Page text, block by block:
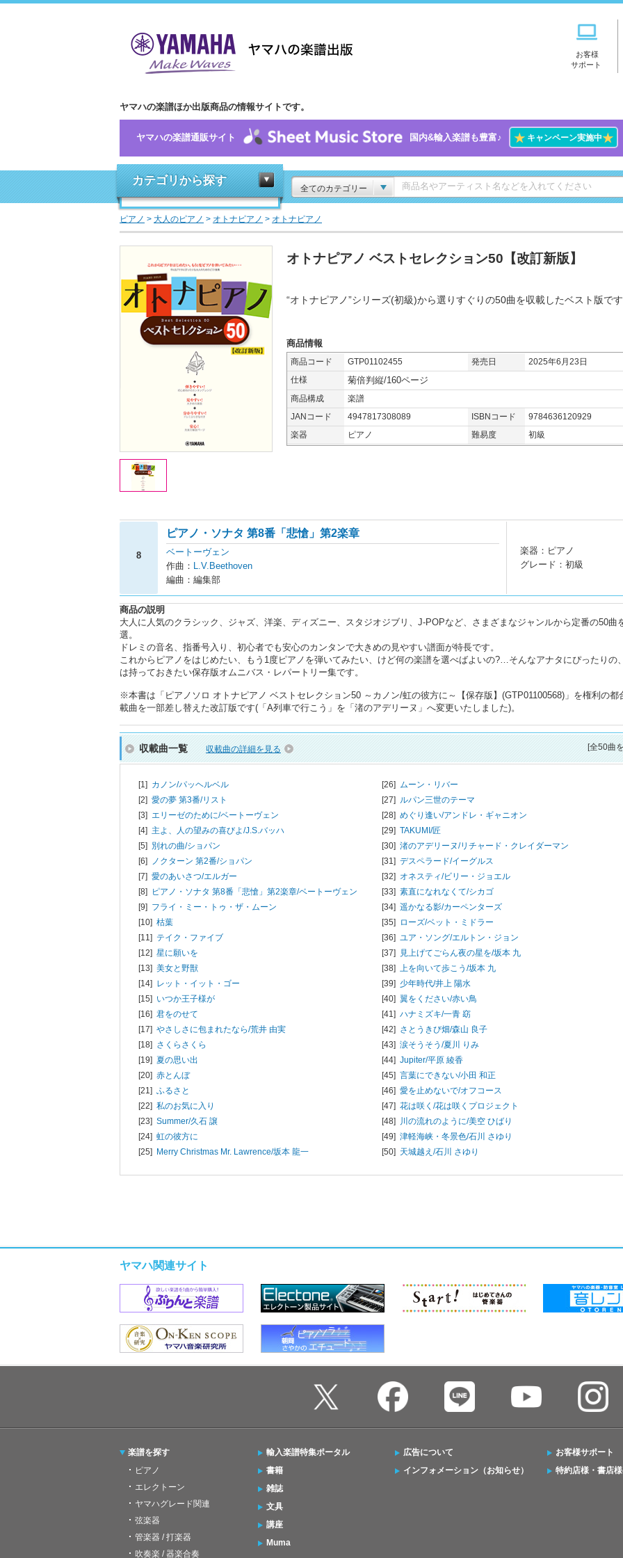
お客様
サポート
ヤマハの楽譜ほか出版商品の情報サイトです。
ヤマハの楽譜通販サイト 国内&輸入楽譜も豊富♪ ★キャンペーン実施中★
カテゴリから探す
全てのカテゴリー
ピアノ > 大人のピアノ > オトナピアノ > オトナピアノ
オトナピアノ ベストセレクション50【改訂新版】
“オトナピアノ”シリーズ(初級)から選りすぐりの50曲を収載したベスト版で
商品情報
商品コード GTP01102455 発売日
2025年6月23日
仕様
菊倍判縦/160ページ
商品構成
楽譜
JANコード
4947817308089 ISBNコード
9784636120929
楽器
ピアノ 難易度 初級
8
ピアノ・ソナタ 第8番「悲愴」第2楽章
ベートーヴェン
作曲：
L.V.Beethoven
編曲：編集部
楽器：ピアノ
グレード：初級
商品の説明
大人に人気のクラシック、ジャズ、洋楽、ディズニー、スタジオジブリ、J-POPなど、さまざまなジャンルから定番の50曲
選。
ドレミの音名、指番号入り、初心者でも安心のカンタンで大きめの見やすい譜面が特長です。
これからピアノをはじめたい、もう1度ピアノを弾いてみたい、けど何の楽譜を選べばよいの?…そんなアナタにぴったりの
は持っておきたい保存版オムニバス・レパートリー集です。
※本書は「ピアノソロ オトナピアノ ベストセレクション50 ～カノン/虹の彼方に～【保存版】(GTP01100568)」を権利の都
載曲を一部差し替えた改訂版です(「A列車で行こう」を「渚のアデリーヌ」へ変更いたしました)。
収載曲一覧 収載曲の詳細を見る [全50曲
[1] カノン/パッヘルベル
[2] 愛の夢 第3番/リスト
[3] エリーゼのために/ベートーヴェン
[4] 主よ、人の望みの喜びよ/J.S.バッハ
[5] 別れの曲/ショパン
[6] ノクターン 第2番/ショパン
[7] 愛のあいさつ/エルガー
[8] ピアノ・ソナタ 第8番「悲愴」第2楽章/ベートーヴェン
[9] フライ・ミー・トゥ・ザ・ムーン
[10] 枯葉
[11] テイク・ファイブ
[12] 星に願いを
[13] 美女と野獣
[14] レット・イット・ゴー
[15] いつか王子様が
[16] 君をのせて
[17] やさしさに包まれたなら/荒井 由実
[18] さくらさくら
[19] 夏の思い出
[20] 赤とんぼ
[21] ふるさと
[22] 私のお気に入り
[23] Summer/久石 譲
[24] 虹の彼方に
[25] Merry Christmas Mr. Lawrence/坂本 龍一
[26] ムーン・リバー
[27] ルパン三世のテーマ
[28] めぐり逢い/アンドレ・ギャニオン
[29] TAKUMI/匠
[30] 渚のアデリーヌ/リチャード・クレイダーマン
[31] デスペラード/イーグルス
[32] オネスティ/ビリー・ジョエル
[33] 素直になれなくて/シカゴ
[34] 遥かなる影/カーペンターズ
[35] ローズ/ベット・ミドラー
[36] ユア・ソング/エルトン・ジョン
[37] 見上げてごらん夜の星を/坂本 九
[38] 上を向いて歩こう/坂本 九
[39] 少年時代/井上 陽水
[40] 翼をください/赤い鳥
[41] ハナミズキ/一青 窈
[42] さとうきび畑/森山 良子
[43] 涙そうそう/夏川 りみ
[44] Jupiter/平原 綾香
[45] 言葉にできない/小田 和正
[46] 愛を止めないで/オフコース
[47] 花は咲く/花は咲くプロジェクト
[48] 川の流れのように/美空 ひばり
[49] 津軽海峡・冬景色/石川 さゆり
[50] 天城越え/石川 さゆり
ヤマハ関連サイト
楽譜を探す
ピアノ
エレクトーン
ヤマハグレード関連
弦楽器
管楽器 / 打楽器
吹奏楽 / 器楽合奏
輸入楽譜特集ポータル
書籍
雑誌
文具
講座
Muma
広告について
インフォメーション（お知らせ）
お客様サポート
特約店様・書店